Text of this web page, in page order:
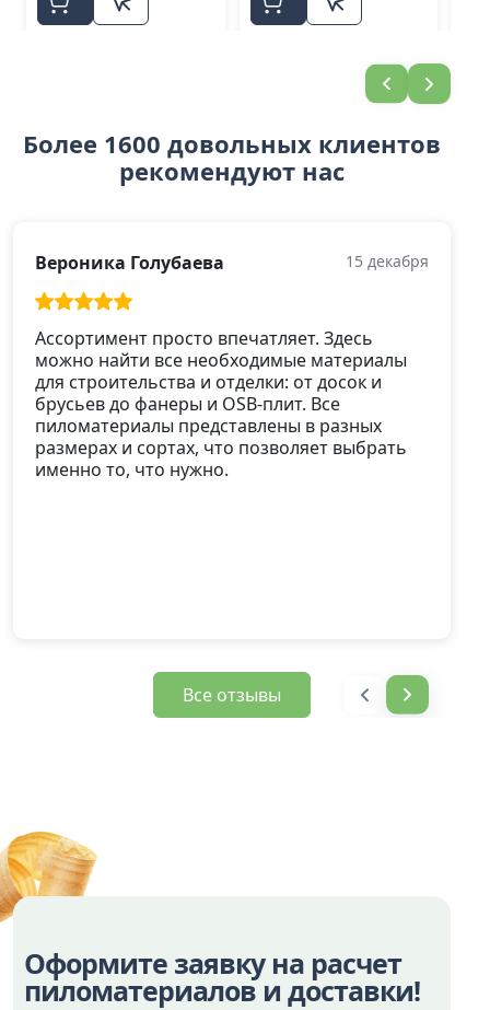
Более 1600 довольных клиентов
рекомендуют нас
Вероника Голубаева 15 декабря
Ассортимент просто впечатляет. Здесь
можно найти все необходимые материалы
для строительства и отделки: от досок и
брусьев до фанеры и OSB-плит. Все
пиломатериалы представлены в разных
размерах и сортах, что позволяет выбрать
именно то, что нужно.
Все отзывы
Оформите заявку на расчет
пиломатериалов и доставки!